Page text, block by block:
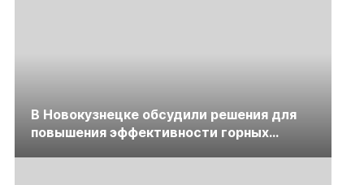
В Новокузнецке обсудили решения для
повышения эффективности горных